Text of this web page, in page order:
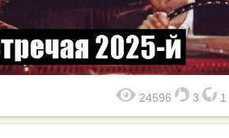
24596 3 1